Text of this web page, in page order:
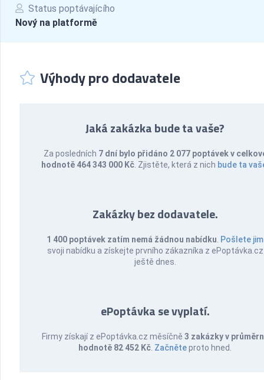
Status poptávajícího
Nový na platformě
Výhody pro dodavatele
Jaká zakázka bude ta vaše?
Za posledních 7 dní bylo přidáno 2 077 poptávek v
hodnotě 464 343 000 Kč . Zjistěte, která z nich bude ta
Zakázky bez dodavatele.
1 400 poptávek zatím nemá žádnou nabídku Pošlete jim
svoji nabídku a získejte prvního zákazníka z ePoptávka.cz
ještě dnes.
ePoptávka se vyplatí.
Firmy získají z ePoptávka.cz měsíčně 3 zakázky v
hodnotě 82 452 Kč Začněteproto hned.